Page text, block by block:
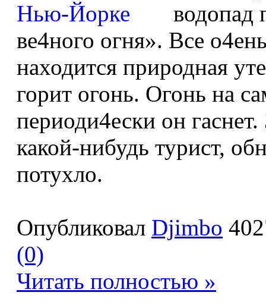
водопад
ве4ного огня». Все
находится природная
горит огонь. Огонь на
периоди4ески он
какой-нибудь турист,
потухло.
Опубликовал Djimbo
(0)
Читать полностью »